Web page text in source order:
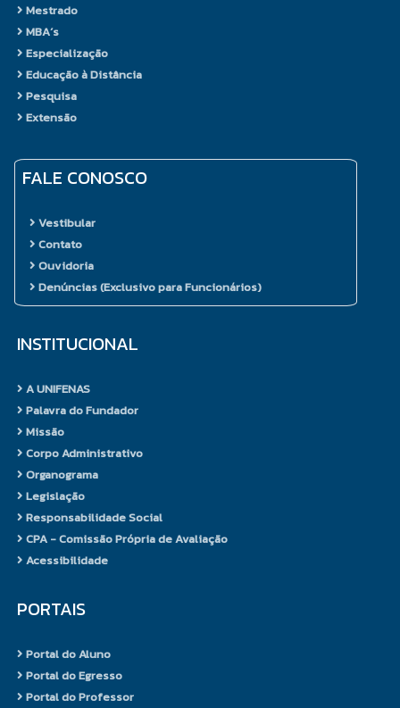
Mestrado
MBA´s
Especialização
Educação à Distância
Pesquisa
Extensão
FALE CONOSCO
Vestibular
Contato
Ouvidoria
Denúncias (Exclusivo para Funcionários)
INSTITUCIONAL
A UNIFENAS
Palavra do Fundador
Missão
Corpo Administrativo
Organograma
Legislação
Responsabilidade Social
CPA - Comissão Própria de Avaliação
Acessibilidade
PORTAIS
Portal do Aluno
Portal do Egresso
Portal do Professor